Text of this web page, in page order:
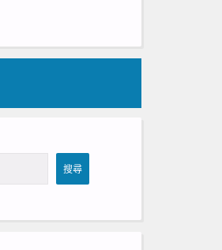
搜尋